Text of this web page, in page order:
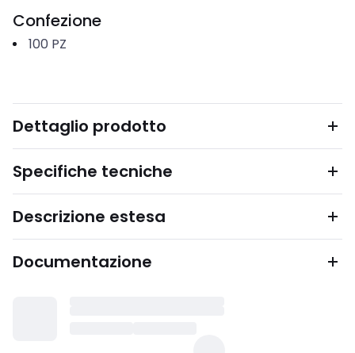
Confezione
100 PZ
Dettaglio prodotto
Specifiche tecniche
Descrizione estesa
Documentazione